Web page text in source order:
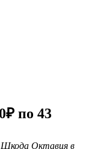
по 43
Шкода Октавия в